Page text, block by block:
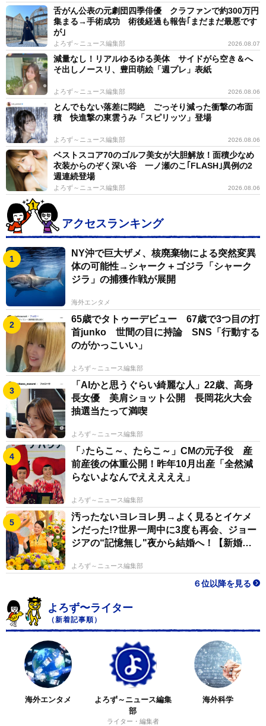
舌がん公表の元劇団四季俳優 クラファンで約300万円
集まる→手術成功 術後経過も報告｢まだまだ最悪です
が｣
よろず～ニュース編集部 2026.08.07
減量なし！リアルゆるゆる美体 サイドがら空き＆へ
そ出しノースリ、豊田萌絵「週プレ」表紙
よろず～ニュース編集部 2026.08.06
とんでもない落差に悶絶 ごっそり減った衝撃の布面
積 快進撃の東雲うみ「スピリッツ」登場
よろず～ニュース編集部 2026.08.06
ベストスコア70のゴルフ美女が大胆解放！面積少なめ
衣装からのぞく深い谷 一ノ瀬のこ｢FLASH｣異例の2
週連続登場
よろず～ニュース編集部 2026.08.06
アクセスランキング
NY沖で巨大ザメ、核廃棄物による突然変異
体の可能性→シャーク＋ゴジラ「シャーク
ジラ」の捕獲作戦が展開
海外エンタメ
65歳でタトゥーデビュー 67歳で3つ目の打
首junko 世間の目に持論 SNS「行動する
のがかっこいい」
よろず～ニュース編集部
「AIかと思うぐらい綺麗な人」22歳、高身
長女優 美肩ショット公開 長岡花火大会
抽選当たって満喫
よろず～ニュース編集部
「♪たらこ～、たらこ～」CMの元子役 産
前産後の体重公開！昨年10月出産「全然減
らないよなんでえええええ」
よろず～ニュース編集部
汚ったないヨレヨレ男→よく見るとイケメ
ンだった!?世界一周中に3度も再会、ジョー
ジアの“記憶無し"夜から結婚へ！【新婚さ
よろず～ニュース編集部
６位以降を見る
よろず〜ライター
（新着記事順）
海外エンタメ
よろず～ニュース編集
部
ライター・編集者
海外科学